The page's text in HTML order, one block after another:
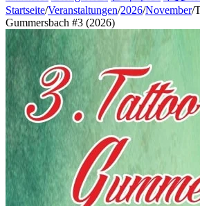
Startseite/Veranstaltungen/2026/November/
Gummersbach #3 (2026)